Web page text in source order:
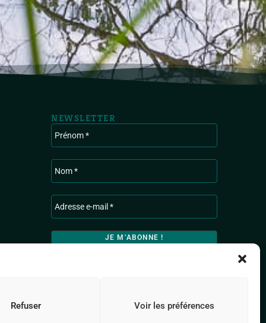
Refuser Voir les préférences
NEWSLETTER